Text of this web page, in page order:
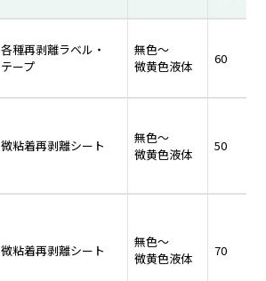
各種再剥離ラベル・
テープ
無色～
微黄色液体
60
微粘着再剥離シート
無色～
微黄色液体
50
微粘着再剥離シート
無色～
微黄色液体
70